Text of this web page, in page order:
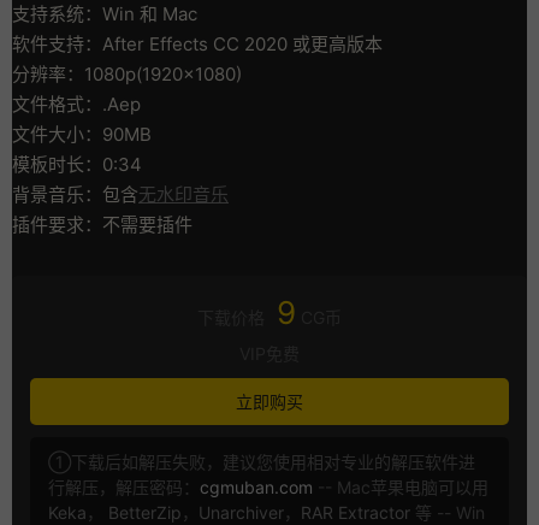
支持系统：Win 和 Mac
软件支持：After Effects CC 2020 或更高版本
分辨率：1080p(1920×1080)
文件格式：.Aep
文件大小：90MB
模板时长：0:34
背景音乐：包含无水印音乐
插件要求：不需要插件
9
立即购买
①下载后如解压失败，建议您使用相对专业的解压软件进
行解压，解压密码： cgmuban.com -- Mac苹果电脑可以用
Keka ， BetterZip ， Unarchiver， RAR Extractor 等 -- Win